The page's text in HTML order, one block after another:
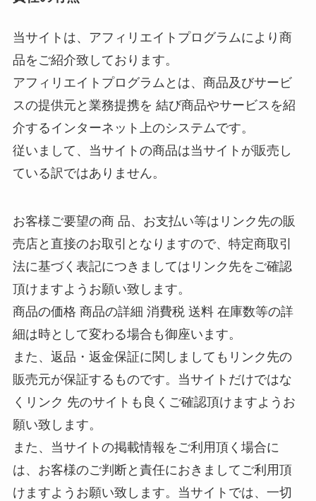
当サイトは、アフィリエイトプログラムにより商
品をご紹介致しております。
アフィリエイトプログラムとは、商品及びサービ
スの提供元と業務提携を 結び商品やサービスを紹
介するインターネット上のシステムです。
従いまして、当サイトの商品は当サイトが販売し
ている訳ではありません。
お客様ご要望の商 品、お支払い等はリンク先の販
売店と直接のお取引となりますので、特定商取引
法に基づく表記につきましてはリンク先をご確認
頂けますようお願い致します。
商品の価格 商品の詳細 消費税 送料 在庫数等の詳
細は時として変わる場合も御座います。
また、返品・返金保証に関しましてもリンク先の
販売元が保証するものです。当サイトだけではな
くリンク 先のサイトも良くご確認頂けますようお
願い致します。
また、当サイトの掲載情報をご利用頂く場合に
は、お客様のご判断と責任におきましてご利用頂
けますようお願い致します。当サイトでは、一切